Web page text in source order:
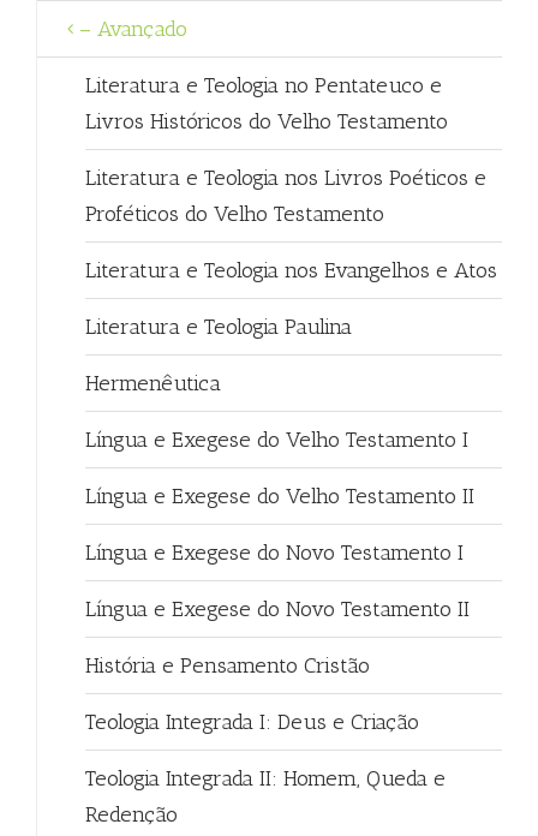
– Avançado
Literatura e Teologia no Pentateuco e
Livros Históricos do Velho Testamento
Literatura e Teologia nos Livros Poéticos e
Proféticos do Velho Testamento
Literatura e Teologia nos Evangelhos e Atos
Literatura e Teologia Paulina
Hermenêutica
Língua e Exegese do Velho Testamento I
Língua e Exegese do Velho Testamento II
Língua e Exegese do Novo Testamento I
Língua e Exegese do Novo Testamento II
História e Pensamento Cristão
Teologia Integrada I: Deus e Criação
Teologia Integrada II: Homem, Queda e
Redenção